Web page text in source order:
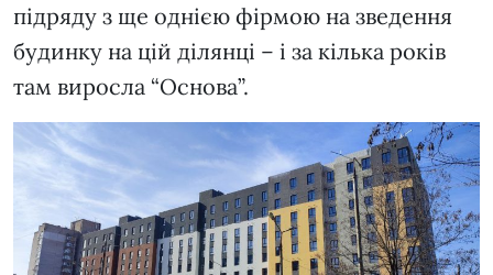
підряду з ще однією фірмою на зведення
будинку на цій ділянці – і за кілька років
там виросла “Основа”.